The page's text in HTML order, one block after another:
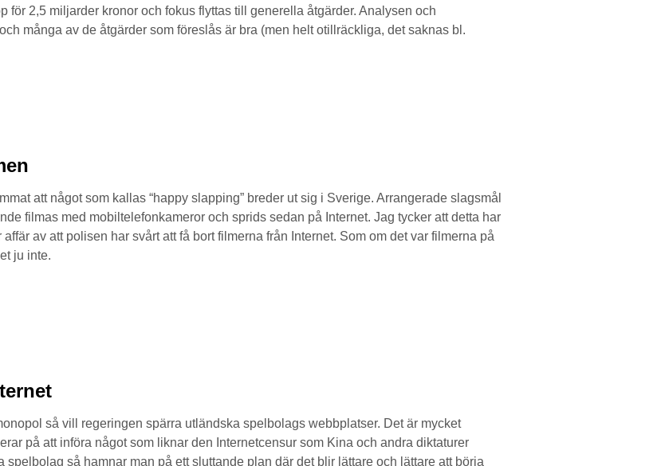
för 2,5 miljarder kronor och fokus flyttas till generella åtgärder. Analysen och
många av de åtgärder som föreslås är bra (men helt otillräckliga, det saknas bl.
att något som kallas “happy slapping” breder ut sig i Sverige. Arrangerade slagsmål
filmas med mobiltelefonkameror och sprids sedan på Internet. Jag tycker att detta har
av att polisen har svårt att få bort filmerna från Internet. Som om det var filmerna på
ju inte.
så vill regeringen spärra utländska spelbolags webbplatser. Det är mycket
på att införa något som liknar den Internetcensur som Kina och andra diktaturer
spelbolag så hamnar man på ett sluttande plan där det blir lättare och lättare att börja